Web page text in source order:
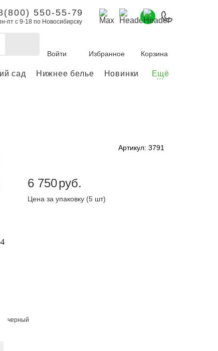
550-55-79
пт с 9-18 по Новосибирску
Войти
Избранное Корзина
сад Нижнее белье Новинки Ещё
...
Артикул: 3791
6 750руб.
Цена за упаковку (5 шт)
черный